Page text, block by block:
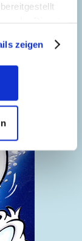
zeigen